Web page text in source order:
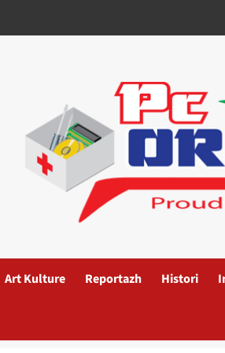
Art Kulture Reportazh Histori